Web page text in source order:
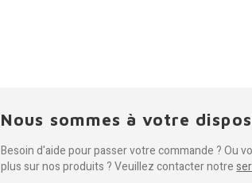
Nous sommes à votre
Besoin d'aide pour passer votre commande ? Ou
plus sur nos produits ? Veuillez contacter notre